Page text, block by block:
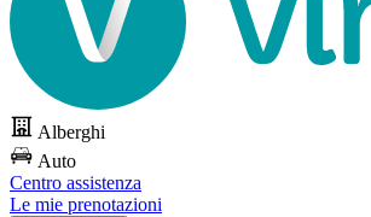
Alberghi
Auto
Centro assistenza
Le mie prenotazioni